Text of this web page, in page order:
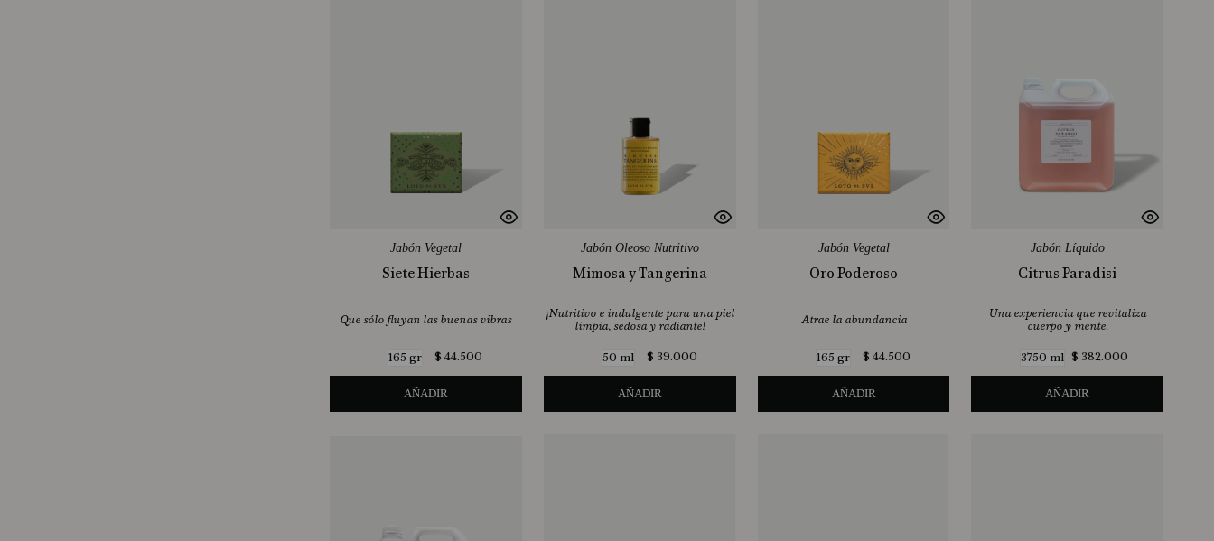
Jabón Vegetal
Siete Hierbas
Que sólo fluyan las buenas vibras
165 gr $ 44.500
AÑADIR
Jabón Oleoso Nutritivo
Mimosa y Tangerina
¡Nutritivo e indulgente para una piel
limpia, sedosa y radiante!
50 ml $ 39.000
AÑADIR
Jabón Vegetal
Oro Poderoso
Atrae la abundancia
165 gr $ 44.500
AÑADIR
Jabón Líquido
Citrus Paradisi
Una experiencia que revitaliza
cuerpo y mente.
3750 ml $ 382.000
AÑADIR